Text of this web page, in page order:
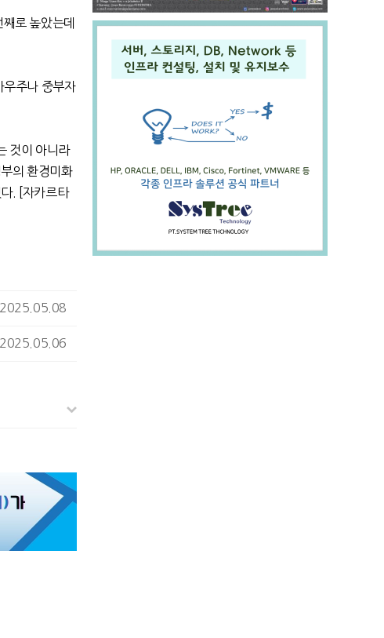
로 높았는데
우주나 중부자
것이 아니라
의 환경미화
. [ 자카르타
2025.05.08
2025.05.06